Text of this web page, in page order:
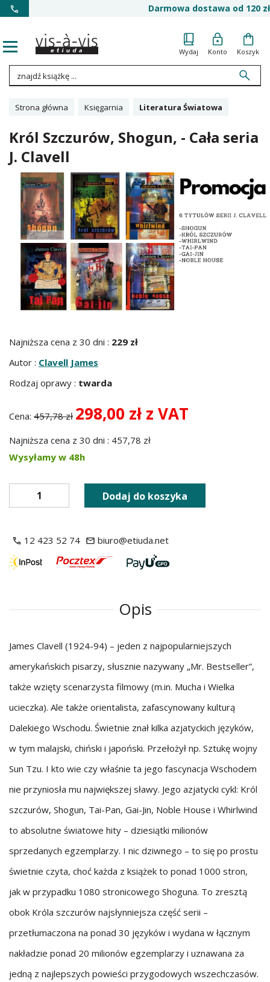
Darmowa dostawa od 120 zł
Wydaj Konto Koszyk
Strona główna Księgarnia Literatura Światowa
Król Szczurów, Shogun, - Cała seria
J. Clavell
Najniższa cena z 30 dni : 229 zł
Autor : Clavell James
Rodzaj oprawy : twarda
Cena: 457,78 zł 298,00 zł z VAT
Najniższa cena z 30 dni : 457,78 zł
Wysyłamy w 48h
Dodaj do koszyka
12 423 52 74 biuro@etiuda.net
Opis
James Clavell (1924-94) – jeden z najpopularniejszych
amerykańskich pisarzy, słusznie nazywany „Mr. Bestseller”,
także wzięty scenarzysta filmowy (m.in. Mucha i Wielka
ucieczka). Ale także orientalista, zafascynowany kulturą
Dalekiego Wschodu. Świetnie znał kilka azjatyckich języków,
w tym malajski, chiński i japoński. Przełożył np. Sztukę wojny
Sun Tzu. I kto wie czy właśnie ta jego fascynacja Wschodem
nie przyniosła mu największej sławy. Jego azjatycki cykl: Król
szczurów, Shogun, Tai-Pan, Gai-Jin, Noble House i Whirlwind
to absolutne światowe hity – dziesiątki milionów
sprzedanych egzemplarzy. I nic dziwnego – to się po prostu
świetnie czyta, choć każda z książek to ponad 1000 stron,
jak w przypadku 1080 stronicowego Shoguna. To zresztą
obok Króla szczurów najsłynniejsza część serii –
przetłumaczona na ponad 30 języków i wydana w łącznym
nakładzie ponad 20 milionów egzemplarzy i uznawana za
jedną z najlepszych powieści przygodowych wszechczasów.